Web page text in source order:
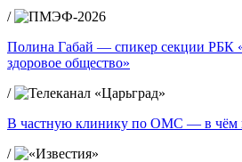
/
Полина Габай — спикер секции РБК
здоровое общество»
/
В частную клинику по ОМС — в чём
/